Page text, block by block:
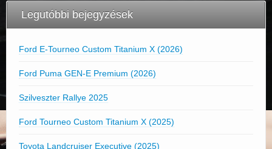
Legutóbbi bejegyzések
Ford E-Tourneo Custom Titanium X (2026)
Ford Puma GEN-E Premium (2026)
Szilveszter Rallye 2025
Ford Tourneo Custom Titanium X (2025)
Toyota Landcruiser Executive (2025)